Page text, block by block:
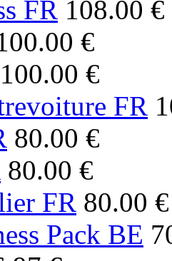
FR 108.00 €
€
100.00 €
FR
80.00 €
80.00 €
FR 80.00 €
Pack BE